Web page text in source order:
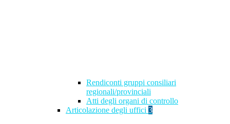
Rendiconti gruppi consiliari
regionali/provinciali
Atti degli organi di controllo
Articolazione degli uffici 3